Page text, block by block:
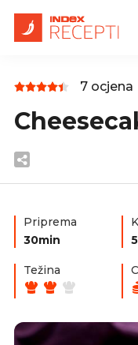
7 ocjena
Priprema
30min
Težina